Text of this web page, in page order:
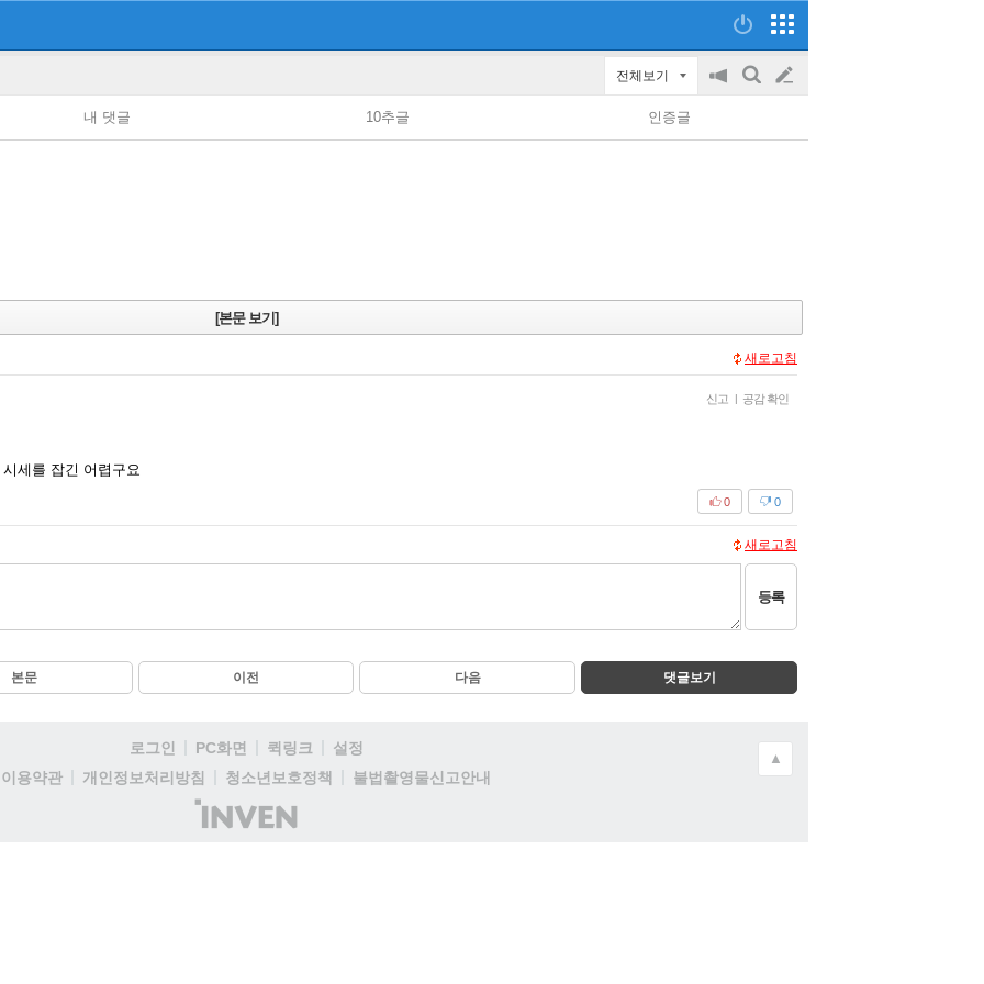
전체보기
공
on/off
검
글
쓰
내 댓글 10추글 인증글
[본문 보기]
새로고침
신고 | 공감 확인
세를 잡긴 어렵구요
0
0
새로고침
등록
본문 이전 다음 댓글보기
로그인 PC화면 퀵링크
설정
이용약관
개인정보처리방침 청소년보호정책
불법촬영물신고안내
(주)
인
▲